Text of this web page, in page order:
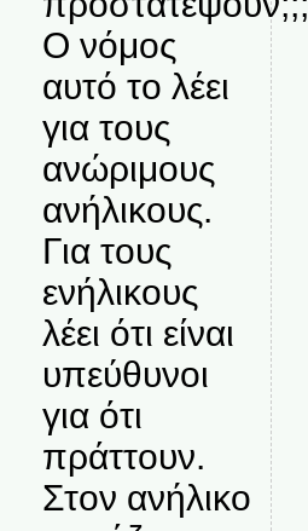
Ο νόμος
αυτό το λέει
για τους
ανώριμους
ανήλικους.
Για τους
ενήλικους
λέει ότι είναι
υπεύθυνοι
για ότι
πράττουν.
Στον ανήλικο